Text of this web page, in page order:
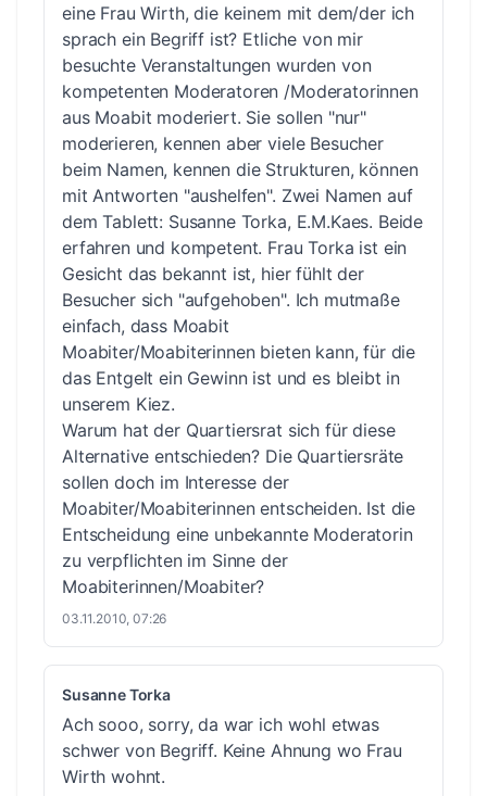
eine Frau Wirth, die keinem mit dem/der ich
sprach ein Begriff ist? Etliche von mir
besuchte Veranstaltungen wurden von
kompetenten Moderatoren /Moderatorinnen
aus Moabit moderiert. Sie sollen "nur"
moderieren, kennen aber viele Besucher
beim Namen, kennen die Strukturen, können
mit Antworten "aushelfen". Zwei Namen auf
dem Tablett: Susanne Torka, E.M.Kaes. Beide
erfahren und kompetent. Frau Torka ist ein
Gesicht das bekannt ist, hier fühlt der
Besucher sich "aufgehoben". Ich mutmaße
einfach, dass Moabit
Moabiter/Moabiterinnen bieten kann, für die
das Entgelt ein Gewinn ist und es bleibt in
unserem Kiez.
Warum hat der Quartiersrat sich für diese
Alternative entschieden? Die Quartiersräte
sollen doch im Interesse der
Moabiter/Moabiterinnen entscheiden. Ist die
Entscheidung eine unbekannte Moderatorin
zu verpflichten im Sinne der
Moabiterinnen/Moabiter?
03.11.2010, 07:26
Susanne Torka
Ach sooo, sorry, da war ich wohl etwas
schwer von Begriff. Keine Ahnung wo Frau
Wirth wohnt.